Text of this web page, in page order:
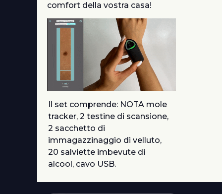
comfort della vostra casa!
Il set comprende: NOTA mole
tracker, 2 testine di scansione,
2 sacchetto di
immagazzinaggio di velluto,
20 salviette imbevute di
alcool, cavo USB.